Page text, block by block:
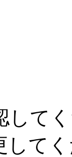
して
して